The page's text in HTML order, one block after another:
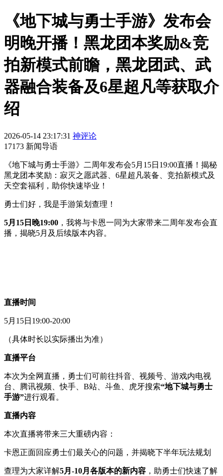
《地下城与勇士手游》发布会
明晚开播！黑龙团本奖励&竞
拍新模式前瞻，黑龙团武、武
器融合装备及6星超凡等获取介
绍
2026-05-14 23:17:31 神评论
17173 新闻导语
《地下城与勇士手游》二周年发布会5月15日19:00直播！揭秘
黑龙团本奖励：寂灭之愿武器、6星超凡装备、竞拍新模式及
天空套福利，助你快速毕业！
勇士们好，我是手游策划查理！
5月15日晚19:00 ，我将与卡恩一同为大家带来二周年发布会直
播，揭晓5月及后续版本内容。
直播时间
5月15日19:00-20:00
（具体时长以实际播出为准）
直播平台
本次为全网直播，勇士们可前往抖音、视频号、游戏内电视
台、腾讯视频、快手、B站、斗鱼、虎牙搜索“地下城与勇士
手游”进行观看。
直播内容
本次直播将带来三大重磅内容：
卡恩正面回应勇士们最关心的问题，并揭晓下半年玩法规划
查理为大家详解5月-10月各版本的新内容 ，助勇士们快速了解